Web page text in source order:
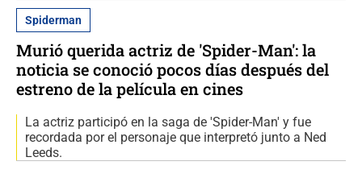
Spiderman
Murió querida actriz de 'Spider-Man': la
noticia se conoció pocos días después del
estreno de la película en cines
La actriz participó en la saga de 'Spider-Man' y fue
recordada por el personaje que interpretó junto a Ned
Leeds.